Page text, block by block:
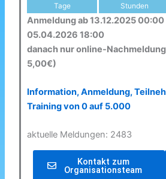
Tage Stunden
Anmeldung ab 13.12.2025 00:00
05.04.2026 18:00
danach nur online-
5,00€)
Information, Anmeldung,
Training von 0 auf 5.000
aktuelle Meldungen: 2483
Kontakt zum
Organisationsteam